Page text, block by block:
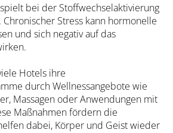
bei der Stoffwechselaktivierung
Stress kann hormonelle
und sich negativ auf das
Hotels ihre
durch Wellnessangebote wie
Massagen oder Anwendungen mit
Maßnahmen fördern die
dabei, Körper und Geist wieder